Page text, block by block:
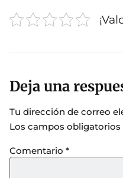
Deja una
Tu dirección de correo
Los campos
Comentario *